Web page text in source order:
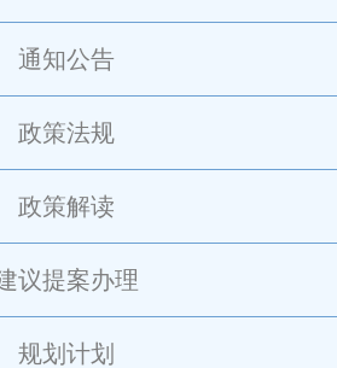
通知公告
政策法规
政策解读
议提案办理
规划计划